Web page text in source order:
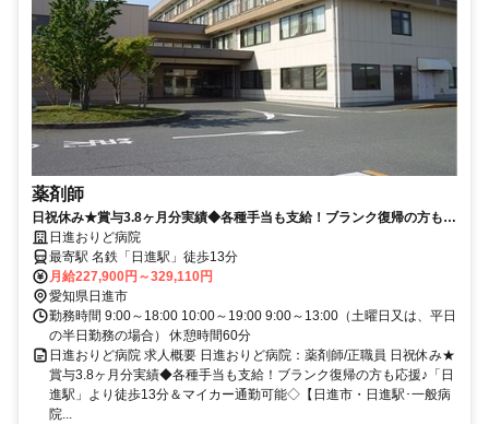
薬剤師
日祝休み★賞与3.8ヶ月分実績◆各種手当も支給！ブランク復帰の方も応
援♪「日進駅」より徒歩13分＆マイカー通勤可能◇【日進市・日進駅･一
般病院・薬剤師・正職員】
日進おりど病院
最寄駅 名鉄「日進駅」徒歩13分
月給227,900円～329,110円
愛知県日進市
勤務時間 9:00～18:00 10:00～19:00 9:00～13:00（土曜日又は、平日
の半日勤務の場合） 休憩時間60分
日進おりど病院 求人概要 日進おりど病院：薬剤師/正職員 日祝休み★
賞与3.8ヶ月分実績◆各種手当も支給！ブランク復帰の方も応援♪「日
進駅」より徒歩13分＆マイカー通勤可能◇【日進市・日進駅･一般病
院...